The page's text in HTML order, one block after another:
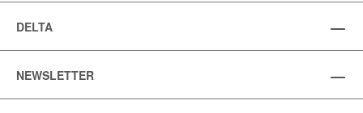
DELTA
NEWSLETTER